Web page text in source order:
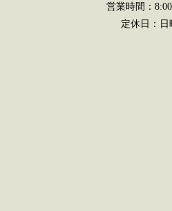
営業時間：
定休日：日